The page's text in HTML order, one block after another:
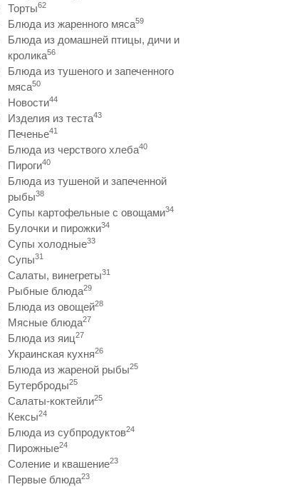
Торты62
Блюда из жаренного мяса59
Блюда из домашней птицы, дичи и
кролика56
Блюда из тушеного и запеченного
мяса50
Новости44
Изделия из теста43
Печенье41
Блюда из черствого хлеба40
Пироги40
Блюда из тушеной и запеченной
рыбы38
Супы картофельные с овощами34
Булочки и пирожки34
Супы холодные33
Супы31
Салаты, винегреты31
Рыбные блюда29
Блюда из овощей28
Мясные блюда27
Блюда из яиц27
Украинская кухня26
Блюда из жареной рыбы25
Бутерброды25
Салаты-коктейли25
Кексы24
Блюда из субпродуктов24
Пирожные24
Соление и квашение23
Первые блюда23